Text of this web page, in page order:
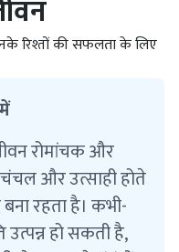
रिश्तों की सफलता के लिए
रोमांचक और
और उत्साही होते
रहता है। कभी-
हो सकती है,